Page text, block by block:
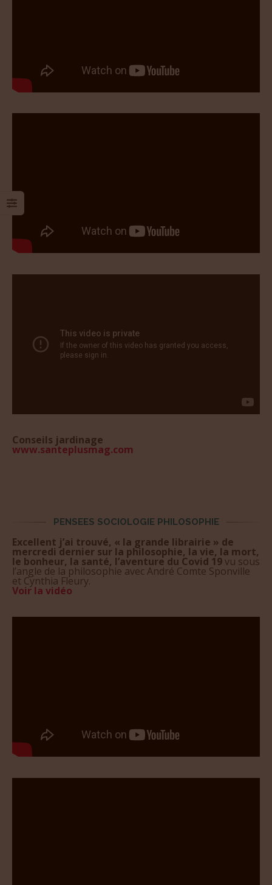
Conseils jardinage
www.santeplusmag.com
PENSEES SOCIOLOGIE PHILOSOPHIE
Excellent j’ai trouvé, « la grande librairie » de
mercredi dernier sur la philosophie, la vie, la mort,
le bonheur, la santé, l’aventure du Covid 19vu sous
l’angle de la philosophie avec André Comte Sponville
et Cynthia Fleury.
Voir la vidéo